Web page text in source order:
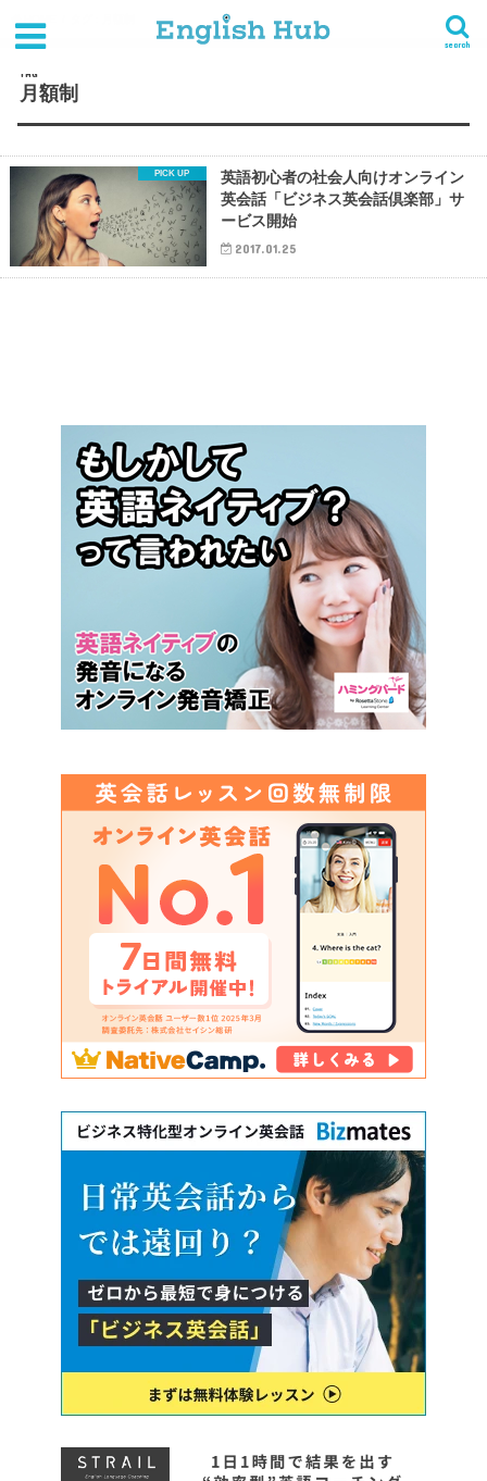
search
TAG
月額制
英語初心者の社会人向けオンライン
英会話「ビジネス英会話倶楽部」サ
ービス開始
2017.01.25